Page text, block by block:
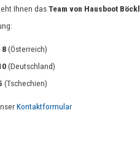
Ihnen dasTeam von Hausboot Böckl
8(Österreich)
(Deutschland)
(Tschechien)
Kontaktformular